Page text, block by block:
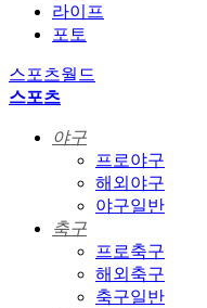
라이프
포토
스포츠월드
스포츠
야구
프로야구
해외야구
야구일반
축구
프로축구
해외축구
축구일반